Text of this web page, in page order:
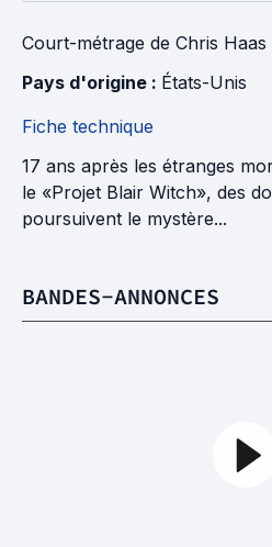
Court-métrage de Chris Haas
Pays d'origine : États-Unis
Fiche technique
17 ans après les étranges
le «Projet Blair Witch», des
poursuivent le mystère...
BANDES-ANNONCES